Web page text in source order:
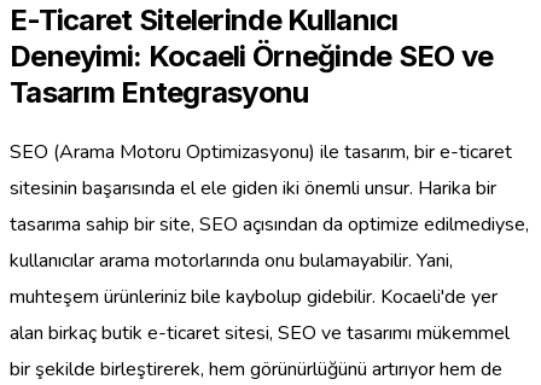
E-Ticaret Sitelerinde Kullanıcı
Deneyimi: Kocaeli Örneğinde SEO ve
Tasarım Entegrasyonu
SEO (Arama Motoru Optimizasyonu) ile tasarım, bir e-ticaret
sitesinin başarısında el ele giden iki önemli unsur. Harika bir
tasarıma sahip bir site, SEO açısından da optimize edilmediyse,
kullanıcılar arama motorlarında onu bulamayabilir. Yani,
muhteşem ürünleriniz bile kaybolup gidebilir. Kocaeli'de yer
alan birkaç butik e-ticaret sitesi, SEO ve tasarımı mükemmel
bir şekilde birleştirerek, hem görünürlüğünü artırıyor hem de